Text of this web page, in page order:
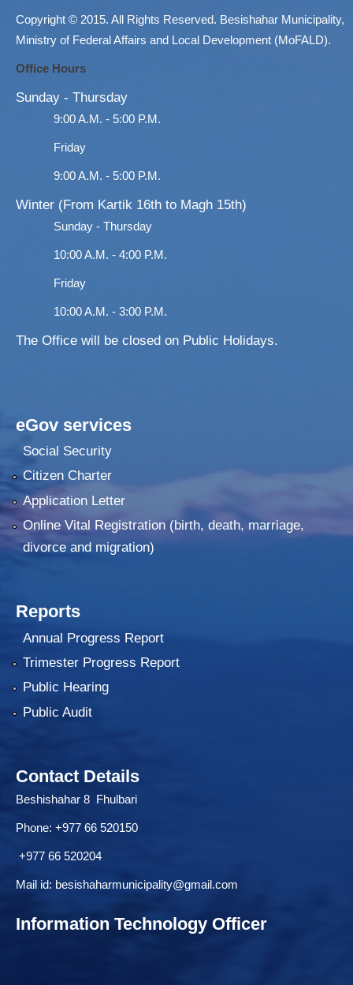
Copyright © 2015. All Rights Reserved. Besishahar Municipality,
Ministry of Federal Affairs and Local Development (MoFALD).
Office Hours
Sunday - Thursday
9:00 A.M. - 5:00 P.M.
Friday
9:00 A.M. - 5:00 P.M.
Winter (From Kartik 16th to Magh 15th)
Sunday - Thursday
10:00 A.M. - 4:00 P.M.
Friday
10:00 A.M. - 3:00 P.M.
The Office will be closed on Public Holidays.
eGov services
Social Security
Citizen Charter
Application Letter
Online Vital Registration (birth, death, marriage,
divorce and migration)
Reports
Annual Progress Report
Trimester Progress Report
Public Hearing
Public Audit
Contact Details
Beshishahar 8 Fhulbari
Phone: +977 66 520150
+977 66 520204
Mail id: besishaharmunicipality@gmail.com
Information Technology Officer